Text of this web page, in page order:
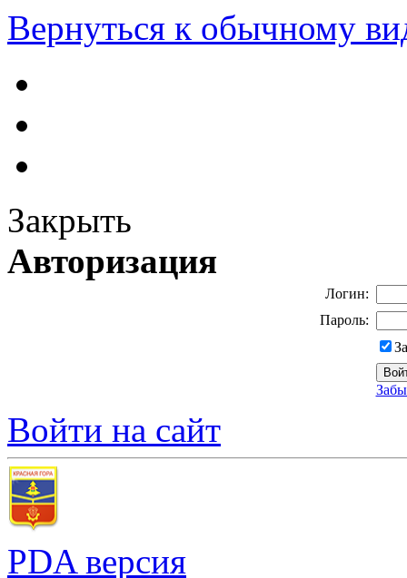
Вернуться к обычному
Закрыть
Авторизация
Логин:
Пароль:
Войти на сайт
PDA версия